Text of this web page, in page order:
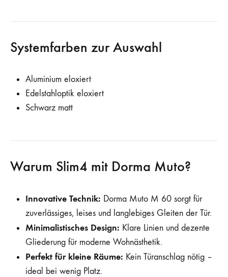
Systemfarben zur Auswahl
Aluminium eloxiert
Edelstahloptik eloxiert
Schwarz matt
Warum Slim4 mit Dorma Muto?
Innovative Technik: Dorma Muto M 60 sorgt für
zuverlässiges, leises und langlebiges Gleiten der Tür.
Minimalistisches Design: Klare Linien und dezente
Gliederung für moderne Wohnästhetik.
Perfekt für kleine Räume: Kein Türanschlag nötig –
ideal bei wenig Platz.